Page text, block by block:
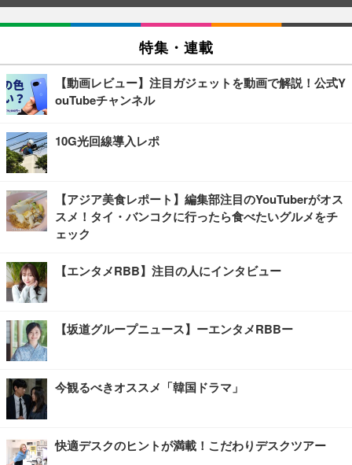
特集・連載
【動画レビュー】注目ガジェットを動画で解説！公式Y
ouTubeチャンネル
10G光回線導入レポ
【アジア美食レポート】編集部注目のYouTuberがオス
スメ！タイ・バンコクに行ったら食べたいグルメをチ
ェック
【エンタメRBB】注目の人にインタビュー
【坂道グループニュース】ーエンタメRBBー
今観るべきオススメ「韓国ドラマ」
快適デスクのヒントが満載！こだわりデスクツアー